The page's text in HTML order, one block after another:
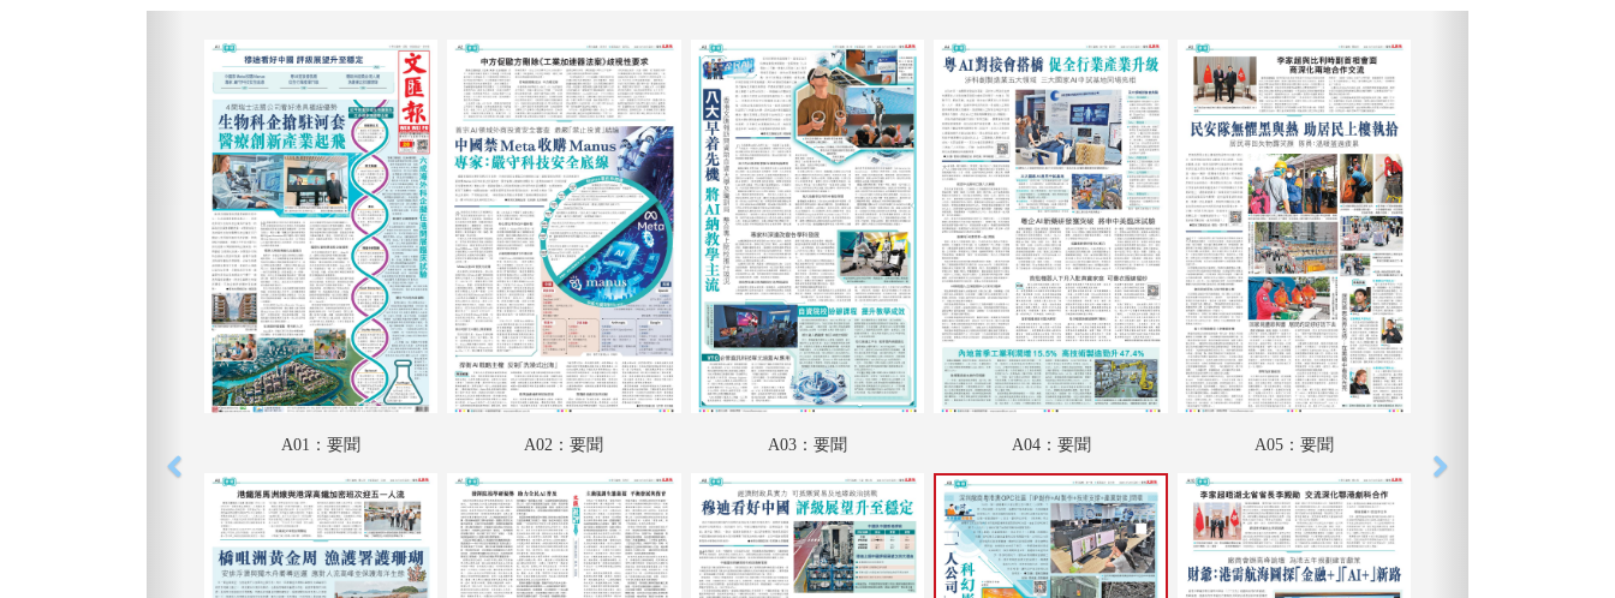
A18：讀書人
A19：國際
A20：國際
B01：財經
B02：娛樂
B03：娛樂
B04：娛樂
B05：文匯園
B07：體育
B08：體育
A01：要聞 A02：要聞 A03：要聞 A04：要聞 A05：要聞